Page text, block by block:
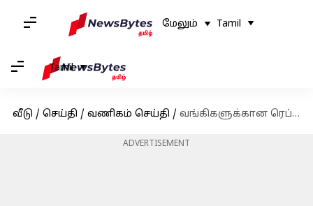
மேலும் Tamil
Tamil
வீடு / செய்தி / வணிகம் செய்தி / வங்கிகளுக்கான ரெப்போ ரேட் விகிதத்தை 25 அடிப்படை புள்ளிகள் குறைத்தது ஆர்பிஐ
ADVERTISEMENT